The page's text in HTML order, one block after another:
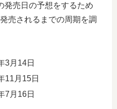
発売日の予想をするため
売されるまでの周期を調
3月14日
11月15日
7月16日